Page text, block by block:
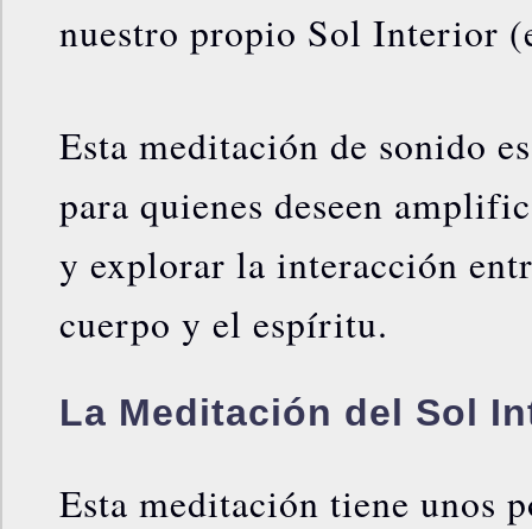
nuestro propio Sol Interior
Esta meditación de sonido
para quienes deseen
y explorar la interacción
cuerpo y el espíritu.
La Meditación del Sol
Esta meditación tiene unos